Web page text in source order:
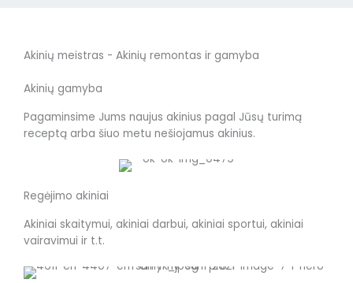
Akinių meistras - Akinių remontas ir gamyba
Akinių gamyba
Pagaminsime Jums naujus akinius pagal Jūsų turimą
receptą arba šiuo metu nešiojamus akinius.
Regėjimo akiniai
Akiniai skaitymui, akiniai darbui, akiniai sportui, akiniai
vairavimui ir t.t.